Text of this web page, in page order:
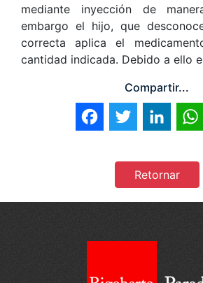
mediante inyección de
embargo el hijo, que
correcta aplica el
cantidad indicada. Debido a ello
Compartir...
FacebookTwitter
Retornar